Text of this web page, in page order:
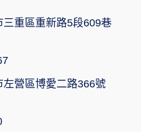
三重區重新路5段609巷
營區博愛二路366號